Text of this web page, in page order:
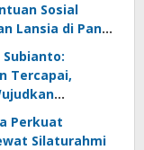
Sosial
Lansia di Panai
Subianto:
Tercapai,
Air
Perkuat
Silaturahmi